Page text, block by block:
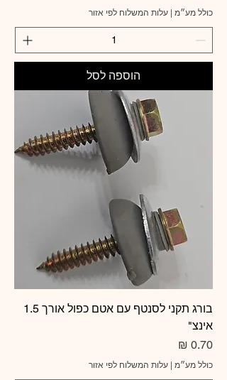
כולל מע״מ עלות המשלוח לפי אזור
הוספה לסל
בורג תקני לסנטף עם אטם כפול אורך 1.5
אינצ"
מחיר
כולל מע״מ עלות המשלוח לפי אזור